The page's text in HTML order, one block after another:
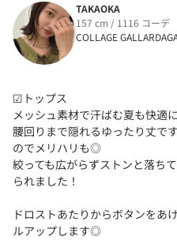
TAKAOKA
157 cm / 1116 コーデ
COLLAGE
☑︎トップス
メッシュ素材で汗ばむ夏も快適
腰回りまで隠れるゆったり丈で
のでメリハリも◎
絞っても広がらずストンと落ち
られました！
ドロストあたりからボタンをあ
ルアップします◎